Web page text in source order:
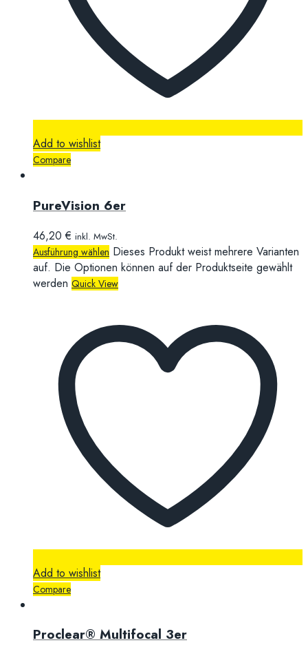
Add to wishlist
Compare
PureVision 6er
46,20€ inkl. MwSt.
Ausführung wählen Dieses Produkt weist mehrere Varianten
auf. Die Optionen können auf der Produktseite gewählt
werden Quick View
Add to wishlist
Compare
Proclear® Multifocal 3er